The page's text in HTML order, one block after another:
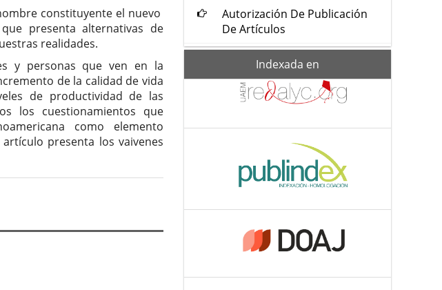
constituyente el nuevo
presenta alternativas de
realidades.
y personas que ven en la
de la calidad de vida
de productividad de las
los cuestionamientos que
como elemento
presenta los vaivenes
Autorización De Publicación
De Artículos
Indexada en